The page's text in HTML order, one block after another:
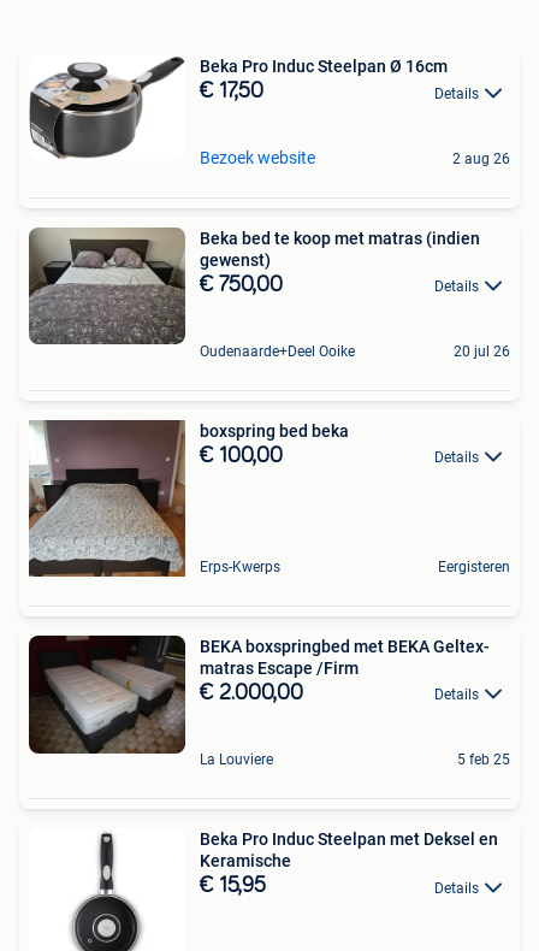
Beka Pro Induc Steelpan Ø 16cm
€ 17,50 Details
Bezoek website 2 aug 26
Beka bed te koop met matras (indien
gewenst)
€ 750,00 Details
Oudenaarde+Deel Ooike 20 jul 26
boxspring bed beka
€ 100,00 Details
Erps-Kwerps Eergisteren
BEKA boxspringbed met BEKA Geltex-
matras Escape /Firm
€ 2.000,00 Details
La Louviere 5 feb 25
Beka Pro Induc Steelpan met Deksel en
Keramische
€ 15,95 Details